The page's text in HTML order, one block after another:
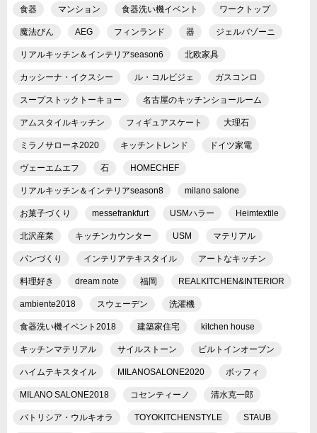
食器 マンション 食器洗い機イベント ワークトップ
魔法びん AEG フィンランド 器 ジェルバゾーニ
リアルキッチン＆インテリアseason6 北欧家具
カッシーナ・イクスシー ル・コルビジェ ガスコンロ
スープストックトーキョー 名古屋のキッチンショールーム
アムスタイルキッチン フィギュアスケート 大理石
ミラノサローネ2020 キッチントレンド ドイツ家電
ヴェーエムエフ 石 HOMECHEF
リアルキッチン＆インテリアseason8 milano salone
お菓子づくり messefrankfurt USMハラー Heimtextile
北沢産業 キッチンカウンター USM マテリアル
パンづくり インテリアテキスタイル アートなキッチン
料理好き dream note 福岡 REALKITCHEN&INTERIOR
ambiente2018 スウェーデン 洗濯機
食器洗い機イベント2018 建築家住宅 kitchen house
キッチンマテリアル サイルストーン ビルトインオーブン
ハイムテキスタイル MILANOSALONE2020 ボッフィ
MILANO SALONE2018 コセンティーノ 清水克一郎
パトリシア・ウルキオラ TOYOKITCHENSTYLE STAUB